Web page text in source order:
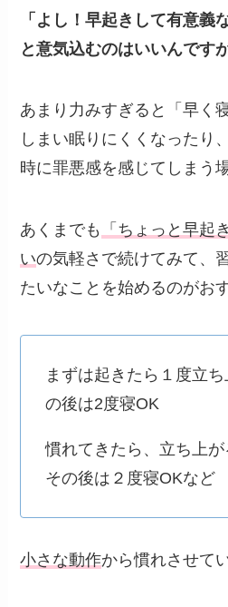
「よし！早起きして有意義
と意気込むのはいいんです
あまり力みすぎると「早く
しまい眠りにくくなったり
時に罪悪感を感じてしまう
あくまでも
「ちょっと早起
いの気軽さで続けてみて、
たいなことを始めるのがお
まずは起きたら１度立
の後は2度寝OK
慣れてきたら、立ち上
その後は２度寝OKなど
小さな動作から慣れさせて